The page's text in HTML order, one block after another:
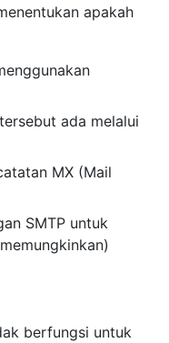
apakah
ada melalui
MX (Mail
SMTP untuk
berfungsi untuk